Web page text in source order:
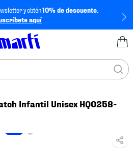
y obtén10% de descuento.
aquí
Infantil Unisex HQ0258-